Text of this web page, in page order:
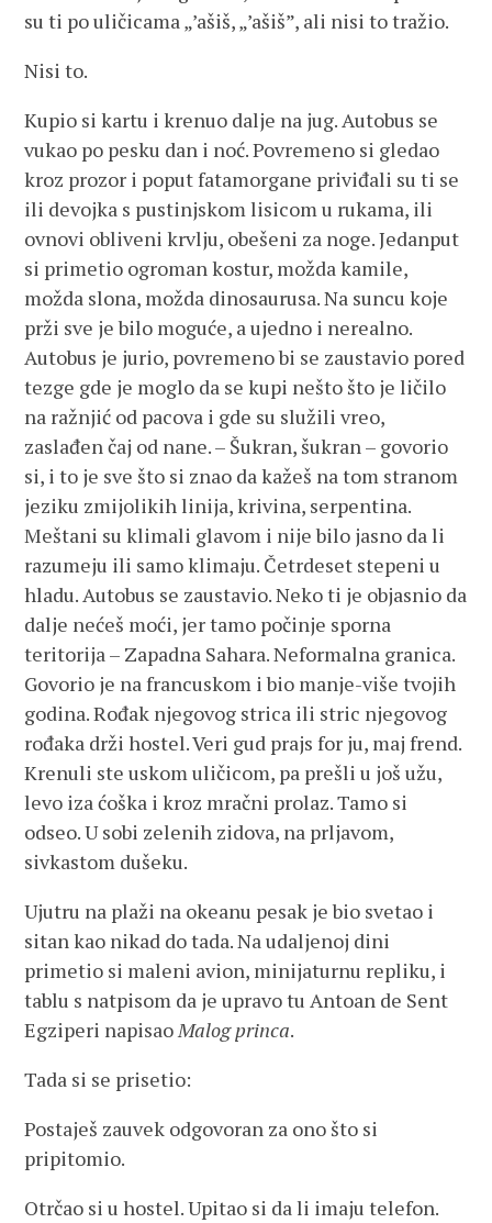
su ti po uličicama „’ašiš, „’ašiš”, ali nisi to tražio.
Nisi to.
Kupio si kartu i krenuo dalje na jug. Autobus se
vukao po pesku dan i noć. Povremeno si gledao
kroz prozor i poput fatamorgane priviđali su ti se
ili devojka s pustinjskom lisicom u rukama, ili
ovnovi obliveni krvlju, obešeni za noge. Jedanput
si primetio ogroman kostur, možda kamile,
možda slona, možda dinosaurusa. Na suncu koje
prži sve je bilo moguće, a ujedno i nerealno.
Autobus je jurio, povremeno bi se zaustavio pored
tezge gde je moglo da se kupi nešto što je ličilo
na ražnjić od pacova i gde su služili vreo,
zaslađen čaj od nane. – Šukran, šukran – govorio
si, i to je sve što si znao da kažeš na tom stranom
jeziku zmijolikih linija, krivina, serpentina.
Meštani su klimali glavom i nije bilo jasno da li
razumeju ili samo klimaju. Četrdeset stepeni u
hladu. Autobus se zaustavio. Neko ti je objasnio da
dalje nećeš moći, jer tamo počinje sporna
teritorija – Zapadna Sahara. Neformalna granica.
Govorio je na francuskom i bio manje-više tvojih
godina. Rođak njegovog strica ili stric njegovog
rođaka drži hostel. Veri gud prajs for ju, maj frend.
Krenuli ste uskom uličicom, pa prešli u još užu,
levo iza ćoška i kroz mračni prolaz. Tamo si
odseo. U sobi zelenih zidova, na prljavom,
sivkastom dušeku.
Ujutru na plaži na okeanu pesak je bio svetao i
sitan kao nikad do tada. Na udaljenoj dini
primetio si maleni avion, minijaturnu repliku, i
tablu s natpisom da je upravo tu Antoan de Sent
Egziperi napisaoMalog princa.
Tada si se prisetio:
Postaješ zauvek odgovoran za ono što si
pripitomio.
Otrčao si u hostel. Upitao si da li imaju telefon.